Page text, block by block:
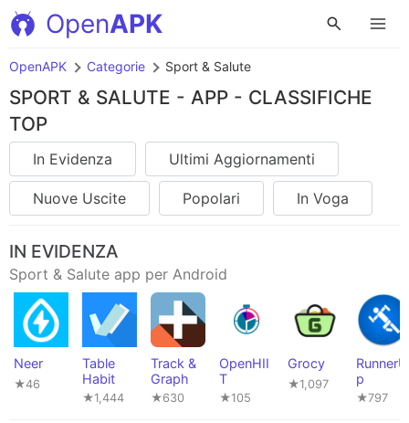
OpenAPK
OpenAPK Categorie Sport & Salute
SPORT & SALUTE - APP - CLASSIFICHE
TOP
In Evidenza Ultimi Aggiornamenti
Nuove Uscite Popolari In Voga
IN EVIDENZA
Sport & Salute app per Android
Neer
★46
Table
Habit
★1,444
Track &
Graph
★630
OpenHII
T
★105
Grocy
★1,097
RunnerU
p
★797